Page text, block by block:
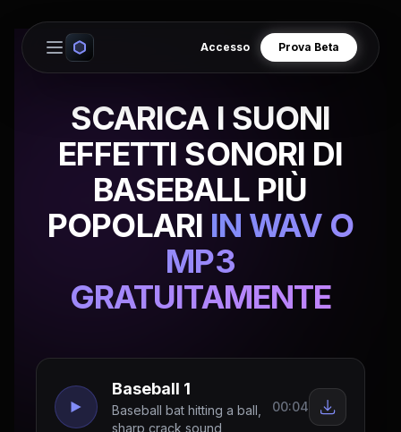
Open main menu
Accesso Prova Beta
SCARICA I SUONI
EFFETTI SONORI DI
BASEBALL PIÙ
POPOLARI IN WAV O
MP3
GRATUITAMENTE
Baseball 1
Baseball bat hitting a ball,
sharp crack sound
00:04